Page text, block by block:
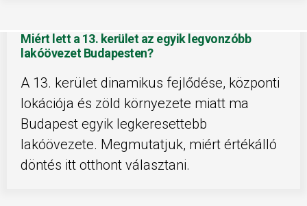
Miért lett a 13. kerület az egyik legvonzóbb
lakóövezet Budapesten?
A 13. kerület dinamikus fejlődése, központi
lokációja és zöld környezete miatt ma
Budapest egyik legkeresettebb
lakóövezete. Megmutatjuk, miért értékálló
döntés itt otthont választani.